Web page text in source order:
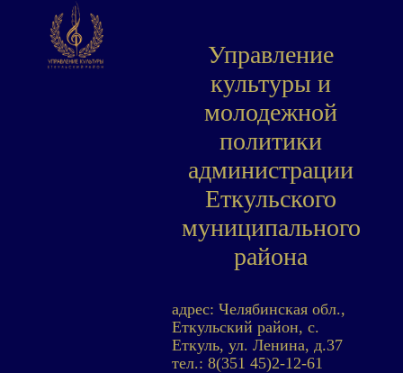
Управление
культуры и
молодежной
политики
администрации
Еткульского
муниципального
района
адрес: Челябинская обл.,
Еткульский район, с.
Еткуль, ул. Ленина, д.37
тел.: 8(351 45)2-12-61